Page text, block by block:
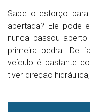
Sabe o esforço
apertada? Ele pode
nunca passou
primeira pedra. De
veículo é bastante
tiver direção